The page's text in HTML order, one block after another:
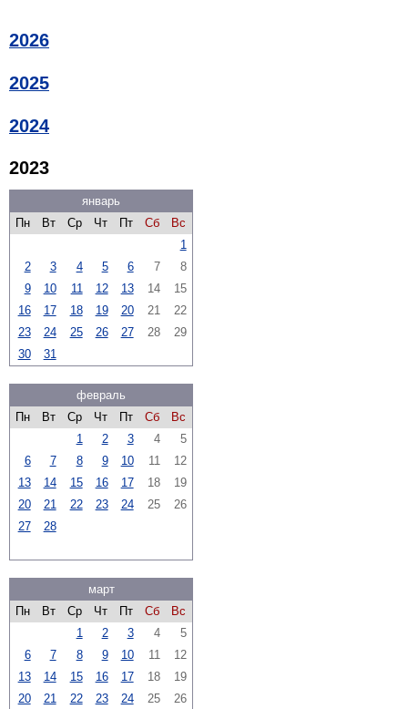
2026
2025
2024
2023
январь
Пн
Вт Ср Чт Пт Сб
Вс
1
2
3 4 5 6 7
8
9
10 11 12 13 14
15
16
17 18 19 20 21
22
23
24 25 26 27 28
29
30
31
февраль
Пн
Вт Ср Чт Пт Сб
Вс
1
2 3 4
5
6
7 8 9 10 11
12
13
14 15 16 17 18
19
20
21 22 23 24 25
26
27
28
март
Пн
Вт Ср Чт Пт Сб
Вс
1
2 3 4
5
6
7 8 9 10 11
12
13
14 15 16 17 18
19
20
21 22 23 24 25 26